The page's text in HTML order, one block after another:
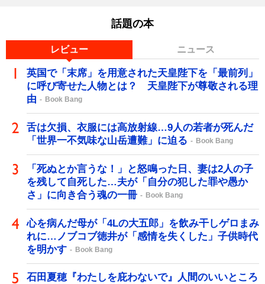
話題の本
レビュー ニュース
英国で「末席」を用意された天皇陛下を「最前列」
に呼び寄せた人物とは？ 天皇陛下が尊敬される理
由
Book Bang
舌は欠損、衣服には高放射線…9人の若者が死んだ
「世界一不気味な山岳遭難」に迫る
Book Bang
「死ぬとか言うな！」と怒鳴った日、妻は2人の子
を残して自死した…夫が「自分の犯した罪や愚か
さ」に向き合う魂の一冊
Book Bang
心を病んだ母が「4Lの大五郎」を飲み干しゲロまみ
れに…ノブコブ徳井が「感情を失くした」子供時代
を明かす
Book Bang
石田夏穂『わたしを庇わないで』人間のいいところ